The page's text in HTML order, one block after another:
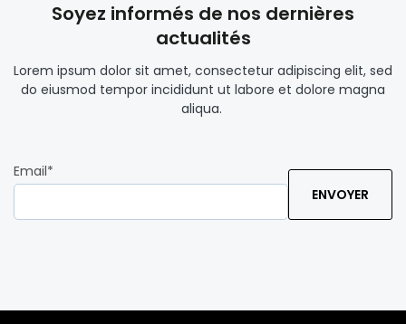
Soyez informés de nos dernières
actualités
Lorem ipsum dolor sit amet, consectetur adipiscing elit, sed
do eiusmod tempor incididunt ut labore et dolore magna
aliqua.
Email*